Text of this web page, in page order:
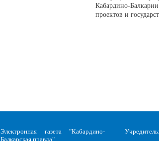
Кабардино-
проектов и
Электронная газета "Кабардино-
Балкарская правда"